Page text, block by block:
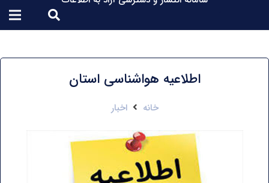
اطلاعیه هواشناسی استان
خانه اخبار